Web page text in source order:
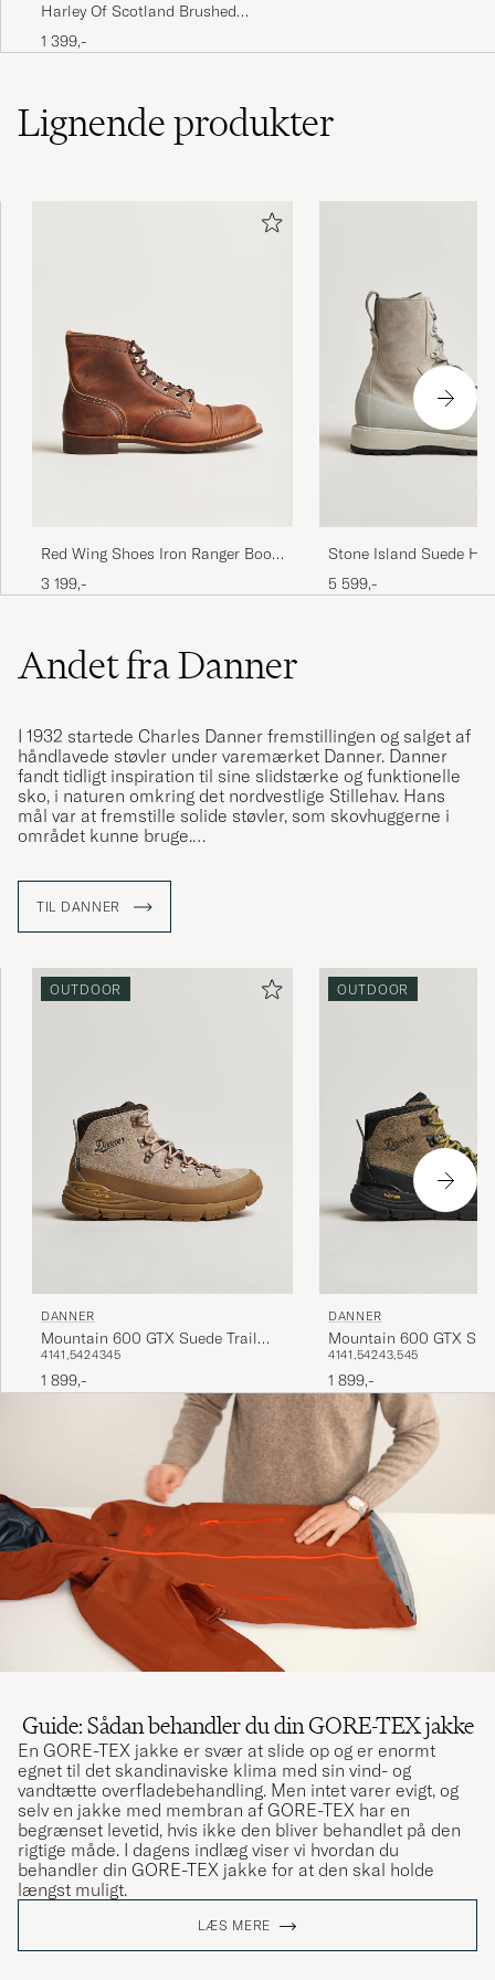
CHRISTIAN M KØBTE PÅ CAREOFCARL.SE
Harley Of Scotland Brushed
Supersoft Lambswool V-Neck
Black
1 399,-
Lignendeprodukter
Red Wing Shoes Iron Ranger Boot
Copper Rough/Though Leather
3 199,-
Stone Island Suede
Pearl Grey
5 599,-
Andet fra Danner
I 1932 startede Charles Danner fremstillingen og salget af
håndlavede støvler under varemærket Danner. Danner
fandt tidligt inspiration til sine slidstærke og funktionelle
sko, i naturen omkring det nordvestlige Stillehav. Hans
mål var at fremstille solide støvler, som skovhuggerne i
området kunne bruge.
Mange modeller fremstilles den dag i dag i Portland, USA.
af høj kvalitet, ofte med indslag af Gore-tex og Vibram-
såler.
TIL DANNER
OUTDOOR
DANNER
Mountain 600 GTX Suede Trail
Boot Brown
4141,5424345
1 899,-
OUTDOOR
DANNER
Mountain 600 GTX
Boot Olive
4141,54243,545
1 899,-
Guide: Sådan behandler du din GORE-TEX jakke
En GORE-TEX jakke er svær at slide op og er enormt
egnet til det skandinaviske klima med sin vind- og
vandtætte overfladebehandling. Men intet varer evigt, og
selv en jakke med membran af GORE-TEX har en
begrænset levetid, hvis ikke den bliver behandlet på den
rigtige måde. I dagens indlæg viser vi hvordan du
behandler din GORE-TEX jakke for at den skal holde
længst muligt.
LÆS MERE